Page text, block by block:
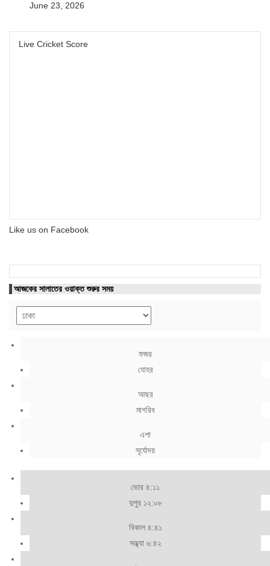
June 23, 2026
Live Cricket Score
Like us on Facebook
আজকের সালাতের ওয়াক্ত শুরুর সময়
ফজর
যোহর
আছর
মাগরিব
এশা
সূর্যোদয়
ভোর ৪:১১
দুপুর ১২:০৮
বিকাল ৪:৪১
সন্ধ্যা ৬:৪২